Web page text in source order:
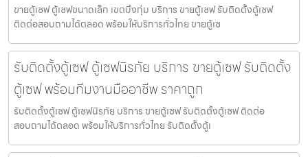
ขายตู้เซฟ ตู้เซฟขนาดเล็ก เขตบึงกุ่ม บริการ ขายตู้เซฟ รับติดตั้งตู้เซฟ
ติดต่อสอบถามได้ตลอด พร้อมให้บริการทั่วไทย ขายตู้เซ
รับติดตั้งตู้เซฟ ตู้เซฟนิรภัย บริการ ขายตู้เซฟ รับติดตั้ง
ตู้เซฟ พร้อมทีมงานมืออาชีพ ราคาถูก
รับติดตั้งตู้เซฟ ตู้เซฟนิรภัย บริการ ขายตู้เซฟ รับติดตั้งตู้เซฟ ติดต่อ
สอบถามได้ตลอด พร้อมให้บริการทั่วไทย รับติดตั้งตู้เ